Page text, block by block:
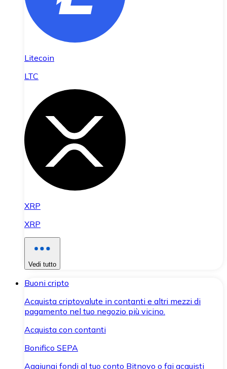
Litecoin
LTC
XRP
XRP
Vedi tutto
Buoni cripto
Acquista criptovalute in contanti e altri mezzi di
pagamento nel tuo negozio più vicino.
Acquista con contanti
Bonifico SEPA
Aggiungi fondi al tuo conto Bitnovo o fai acquisti